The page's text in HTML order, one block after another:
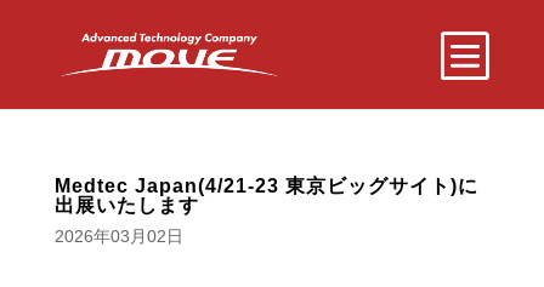
Medtec Japan(4/21-23 東京ビッグサイト)に
出展いたします
2026年03月02日